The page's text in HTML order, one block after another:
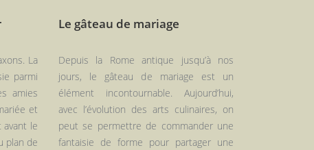
La
parmi
amies
et
le
plan de
Le gâteau de mariage
Depuis la Rome antique jusqu’à nos
jours, le gâteau de mariage est un
élément incontournable. Aujourd’hui,
avec l’évolution des arts culinaires, on
peut se permettre de commander une
fantaisie de forme pour partager une